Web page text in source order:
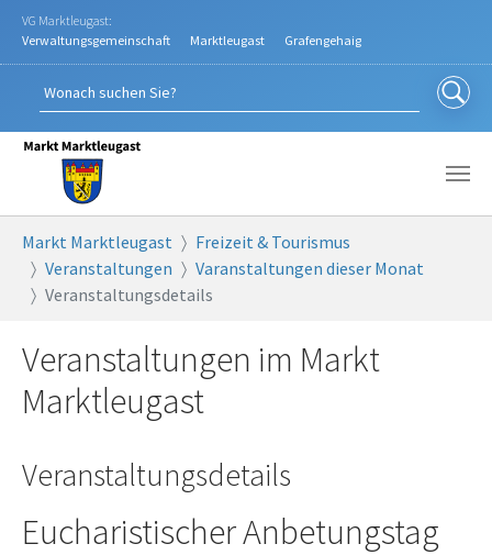
Zum Hauptinhalt springen
VG Marktleugast:
Verwaltungsgemeinschaft
Marktleugast Grafengehaig
Markt Marktleugast
Freizeit & Tourismus
Veranstaltungen
Varanstaltungen dieser Monat
Veranstaltungsdetails
Veranstaltungen im Markt
Marktleugast
Veranstaltungsdetails
Eucharistischer Anbetungstag